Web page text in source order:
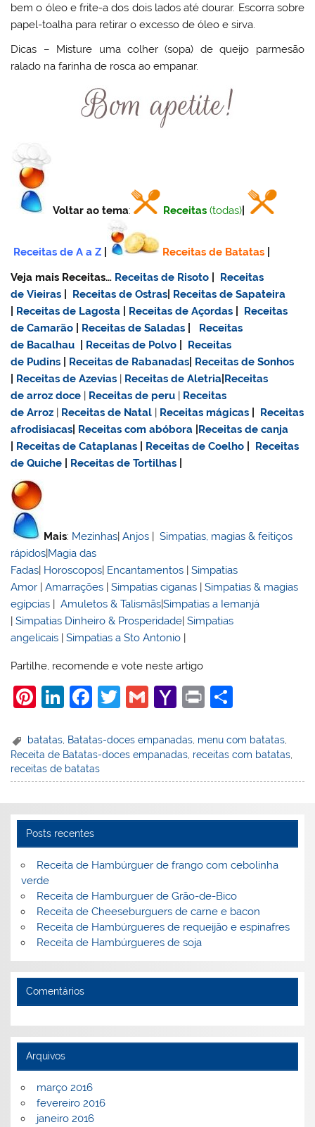
bem o óleo e frite-a dos dois lados até dourar. Escorra sobre
papel-toalha para retirar o excesso de óleo e sirva.
Dicas – Misture uma colher (sopa) de queijo parmesão
ralado na farinha de rosca ao empanar.
Voltar ao tema: Receitas (todas)
Receitas de A a Z Receitas de Batatas
Veja mais Receitas… Receitas de Risoto
Receitas
de Vieiras
Receitas de Ostras Receitas de Sapateira
Receitas de Lagosta Receitas de Açordas
Receitas
de Camarão
Receitas de Saladas
Receitas
de Bacalhau
Receitas de Polvo
Receitas
de Pudins
Receitas de Rabanadas Receitas de Sonhos
Receitas de Azevias | Receitas de Aletria Receitas
dearroz doce | Receitas de peru | Receitas
de Arroz | Receitas de Natal | Receitas mágicas
Receitas
afrodisiacas Receitas com abóbora Receitas de canja
Receitas de Cataplanas Receitas de Coelho
Receitas
de Quiche
Receitas de Tortilhas
Mais: Mezinhas|Anjos |Simpatias, magias & feitiços
rápidos|Magia das
Fadas| Horoscopos| Encantamentos |Simpatias
Amor |Amarrações |Simpatias ciganas |Simpatias & magias
egípcias |Amuletos & Talismãs|Simpatias a Iemanjá
|Simpatias Dinheiro & Prosperidade|Simpatias
angelicais |Simpatias a Sto Antonio |
Partilhe, recomende e vote neste artigo
Pi
er
e
st
Li
k
e
dI
F
c
e
b
o
k
T
itt
er
G
ai
l
Y
h
o
o
l
Pr
t
ar
e
batatas Batatas-doces empanadas menu com batatas
Receita de Batatas-doces empanadas, receitas com batatas,
receitas de batatas
Posts recentes
Receita de Hambúrguer de frango com cebolinha
verde
Receita de Hamburguer de Grão-de-Bico
Receita de Cheeseburguers de carne e bacon
Receita de Hambúrgueres de requeijão e espinafres
Receita de Hambúrgueres de soja
Comentários
Arquivos
março 2016
fevereiro 2016
janeiro 2016